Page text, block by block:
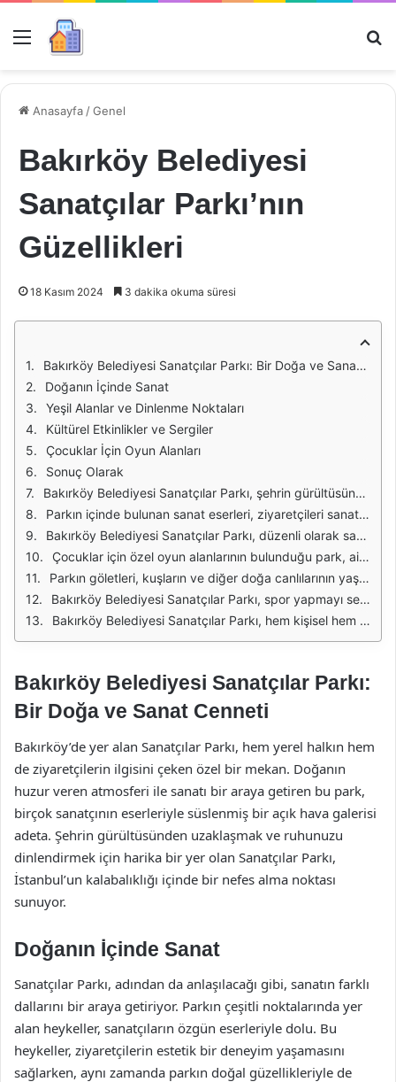
Menü
Anasayfa /Genel
Bakırköy Belediyesi
Sanatçılar Parkı’nın
Güzellikleri
18 Kasım 2024 3 dakika okuma süresi
Bakırköy Belediyesi Sanatçılar Parkı: Bir Doğa ve Sanat Cenneti
Doğanın İçinde Sanat
Yeşil Alanlar ve Dinlenme Noktaları
Kültürel Etkinlikler ve Sergiler
Çocuklar İçin Oyun Alanları
Sonuç Olarak
Bakırköy Belediyesi Sanatçılar Parkı, şehrin gürültüsünden uzaklaşmak ve doğanın tadını çıkarmak isteyenler için mükemmel bir kaçış noktasıdır. Park, hem sakin atmosferi hem de çeşitli sanat etkinlikleriyle dolup taşan sosyal alanları ile dikkat çekmektedir. Geniş yeşil alanları, yürüyüş yolları ve dinlenme alanları, ziyaretçilerin günün stresinden uzaklaşmalarını sağlıyor. Özellikle bahar aylarında açan çiçekler, parkın doğal güzelliklerini daha da artırıyor.
Parkın içinde bulunan sanat eserleri, ziyaretçileri sanatla buluştururken aynı zamanda estetik bir atmosfer yaratmaktadır. Çeşitli sanatçılara ait heykeller ve enstalasyonlar, parkın her köşesinde yer alarak, yürüyüş yapanların gözlerini kamaştırıyor. Bu eserler, hem yerli hem de uluslararası sanatçıların katkılarıyla oluşturulmuş, böylece parkın sanatsal kimliği pekiştirilmiştir.
Bakırköy Belediyesi Sanatçılar Parkı, düzenli olarak sanat etkinliklerine ev sahipliği yapmaktadır. Tiyatro gösterimleri, konserler ve sergiler, parkı sadece bir dinlenme alanı olmaktan çıkarıp, kültürel bir merkez haline getiriyor. Bu etkinlikler, hem yerel halkın hem de turistlerin ilgisini çekiyor, dolayısıyla parkın sosyal dinamikleri oldukça zenginleşiyor.
Çocuklar için özel oyun alanlarının bulunduğu park, aileler için de uygun bir ortam sunmaktadır. Aileler, çocuklarını güvenle oynatırken, kendileri de parkın doğal güzelliklerinin tadını çıkarabilirler. Oyun alanları, çocukların sosyal becerilerini geliştirmelerine ve eğlenceli vakit geçirmelerine olanak tanıyor.
Parkın göletleri, kuşların ve diğer doğa canlılarının yaşam alanı haline gelmiştir. Ziyaretçiler, gölet etrafında yürüyüş yaparken, zaman zaman su kenarındaki ördekleri veya diğer kuşları gözlemleyebilir. Bu durum, doğa ile iç içe bir deneyim sunarak, parkın ekolojik değerini artırmaktadır.
Bakırköy Belediyesi Sanatçılar Parkı, spor yapmayı sevenler için de çeşitli olanaklar sunmaktadır. Yürüyüş yollarının yanı sıra bisiklet parkurları, parktaki spor tutkunlarının vazgeçilmezidir. Ayrıca, açık hava spor aletleri, sağlıklı yaşamı destekleyen bir atmosfer yaratmaktadır.
Bakırköy Belediyesi Sanatçılar Parkı, hem kişisel hem de sosyal deneyimler açısından zengin bir ortam sunmaktadır. Doğa, sanat ve sporun bir araya geldiği bu park, hem yerel halk hem de ziyaretçiler için vazgeçilmez bir buluşma noktası haline gelmiştir. Sanatçılar Parkı, tüm bu özellikleriyle, İstanbul'un önemli yeşil alanlarından biri olarak öne çıkmaktadır.
Bakırköy Belediyesi Sanatçılar Parkı:
Bir Doğa ve Sanat Cenneti
Bakırköy’de yer alan Sanatçılar Parkı, hem yerel halkın hem
de ziyaretçilerin ilgisini çeken özel bir mekan. Doğanın
huzur veren atmosferi ile sanatı bir araya getiren bu park,
birçok sanatçının eserleriyle süslenmiş bir açık hava galerisi
adeta. Şehrin gürültüsünden uzaklaşmak ve ruhunuzu
dinlendirmek için harika bir yer olan Sanatçılar Parkı,
İstanbul’un kalabalıklığı içinde bir nefes alma noktası
sunuyor.
Doğanın İçinde Sanat
Sanatçılar Parkı, adından da anlaşılacağı gibi, sanatın farklı
dallarını bir araya getiriyor. Parkın çeşitli noktalarında yer
alan heykeller, sanatçıların özgün eserleriyle dolu. Bu
heykeller, ziyaretçilerin estetik bir deneyim yaşamasını
sağlarken, aynı zamanda parkın doğal güzellikleriyle de